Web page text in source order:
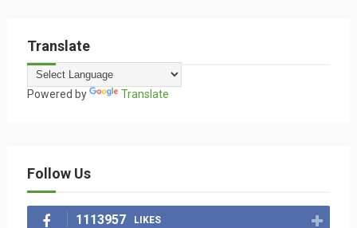
Translate
Powered by Translate
Follow Us
1113957 LIKES